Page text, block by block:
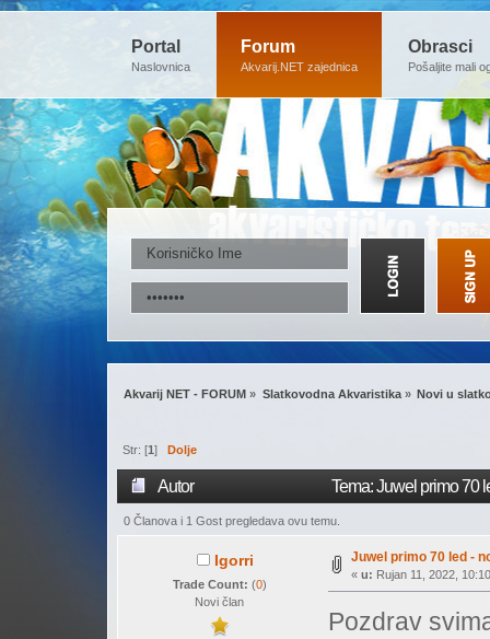
Portal
Naslovnica
Forum
Akvarij.NET zajednica
Obrasci
Pošaljite mali
Akvarij NET - FORUM » Slatkovodna Akvaristika» Novi u
Str: [1] Dolje
Autor Tema: Juwel primo 70
0 Članova i 1 Gost pregledava ovu temu.
Igorri
Trade Count: (0)
Novi član
Juwel primo 70 led -
« u: Rujan 11, 2022,
Pozdrav